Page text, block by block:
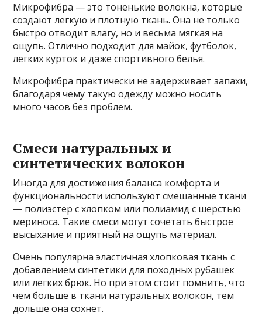
Микрофибра — это тоненькие волокна, которые
создают легкую и плотную ткань. Она не только
быстро отводит влагу, но и весьма мягкая на
ощупь. Отлично подходит для майок, футболок,
легких курток и даже спортивного белья.
Микрофибра практически не задерживает запахи,
благодаря чему такую одежду можно носить
много часов без проблем.
Смеси натуральных и
синтетических волокон
Иногда для достижения баланса комфорта и
функциональности используют смешанные ткани
— полиэстер с хлопком или полиамид с шерстью
мериноса. Такие смеси могут сочетать быстрое
высыхание и приятный на ощупь материал.
Очень популярна эластичная хлопковая ткань с
добавлением синтетики для походных рубашек
или легких брюк. Но при этом стоит помнить, что
чем больше в ткани натуральных волокон, тем
дольше она сохнет.